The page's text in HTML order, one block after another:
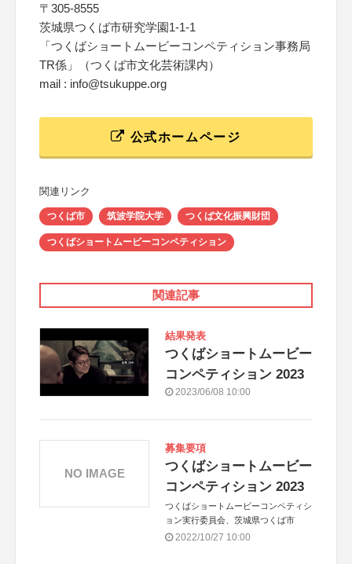
〒305-8555
茨城県つくば市研究学園1-1-1
「つくばショートムービーコンペティション事務局
TR係」（つくば市文化芸術課内）
mail : info@tsukuppe.org
公式ホームページ
関連リンク
つくば市 筑波学院大学 つくば文化振興財団
つくばショートムービーコンペティション
関連記事
結果発表
つくばショートムービー
コンペティション 2023
2023/06/08 10:00
募集要項
つくばショートムービー
コンペティション 2023
つくばショートムービーコンペティシ
ョン実行委員会、茨城県つくば市
2022/10/27 10:00
NO IMAGE